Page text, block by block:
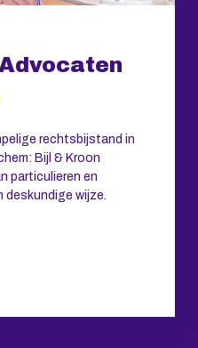
rechtsbijstand in
Bijl & Kroon
particulieren en
deskundige wijze.